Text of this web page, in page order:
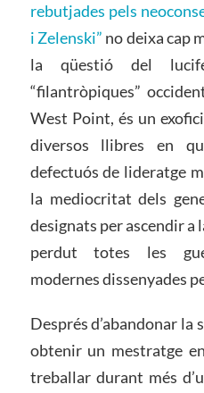
rebutjades pels
i Zelenski” no deixa cap
la qüestió del
“filantròpiques”
West Point, és un
diversos llibres en
defectuós de lideratge
la mediocritat dels
designats per ascendir a
perdut totes les
modernes dissenyades
Després d’abandonar
obtenir un mestratge
treballar durant més